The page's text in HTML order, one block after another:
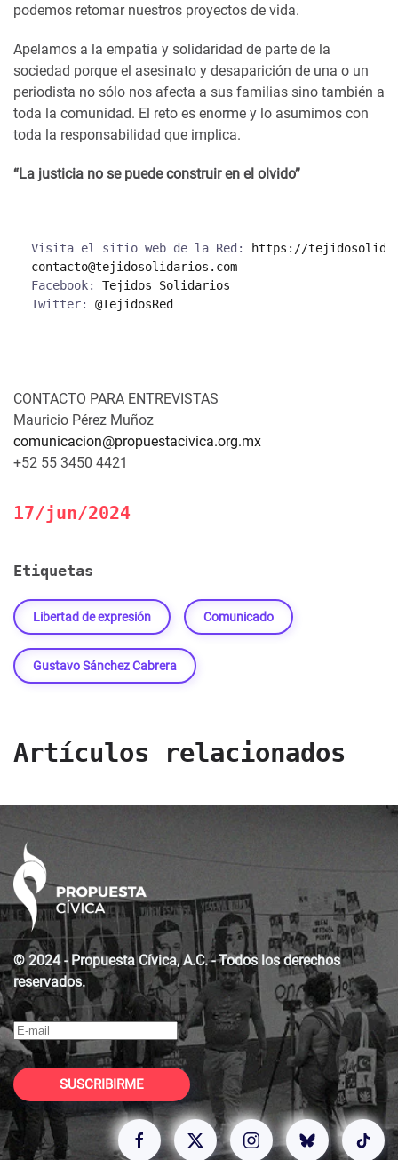
podemos retomar nuestros proyectos de vida.
Apelamos a la empatía y solidaridad de parte de la
sociedad porque el asesinato y desaparición de una o un
periodista no sólo nos afecta a sus familias sino también a
toda la comunidad. El reto es enorme y lo asumimos con
toda la responsabilidad que implica.
“La justicia no se puede construir en el olvido”
Visita el sitio web de la Red:
https://
contacto@tejidosolidarios.com
Facebook: Tejidos Solidarios
Twitter:
CONTACTO PARA ENTREVISTAS
Mauricio Pérez Muñoz
comunicacion@propuestacivica.org.mx
+52 55 3450 4421
17/jun/2024
Etiquetas
Libertad de expresión Comunicado
Gustavo Sánchez Cabrera
Artículos relacionados
© 2024 - Propuesta Cívica, A.C. - Todos los derechos
reservados.
SUSCRIBIRME